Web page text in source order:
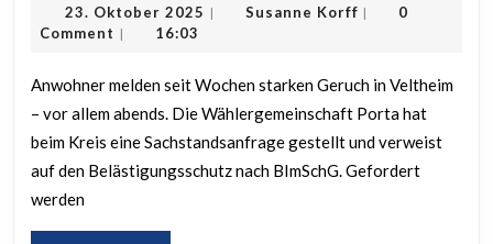
stellt
an
den
23. Oktober 2025 23.
| Susanne KorffSusanne
|
0
Comment | 16:03
Anwohner melden seit Wochen starken Geruch in Veltheim
– vor allem abends. Die Wählergemeinschaft Porta hat
beim Kreis eine Sachstandsanfrage gestellt und verweist
auf den Belästigungsschutz nach BImSchG. Gefordert
werden